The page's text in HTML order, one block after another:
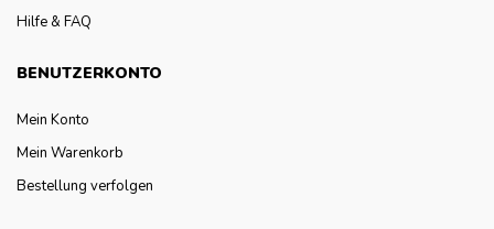
Hilfe & FAQ
BENUTZERKONTO
Mein Konto
Mein Warenkorb
Bestellung verfolgen